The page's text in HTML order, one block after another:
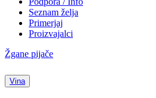
Seznam želja
Primerjaj
Proizvajalci
Žgane pijače
Vina